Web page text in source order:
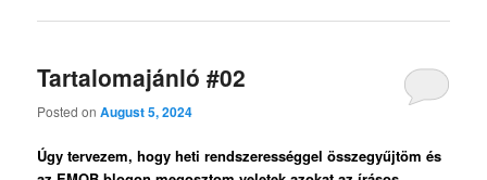
Tartalomajánló #02
Posted onAugust 5, 2024
Úgy tervezem, hogy heti rendszerességgel összegyűjtöm és